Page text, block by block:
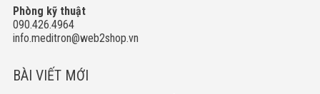
Phòng kỹ thuật
090.426.4964
info.meditron@web2shop.vn
BÀI VIẾT MỚI